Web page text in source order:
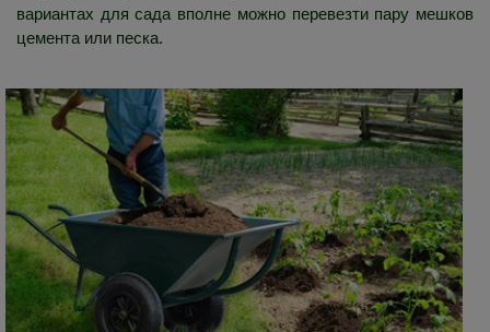
вариантах для сада вполне можно перевезти пару мешков
цемента или песка.